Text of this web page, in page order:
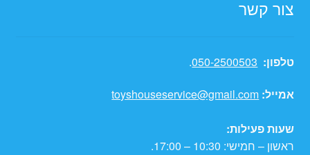
צור קשר
טלפון: 050-2500503
.
אמייל: toyshouseservice@gmail.com
שעות פעילות:
ראשון – חמישי: 10:30 – 17:00.